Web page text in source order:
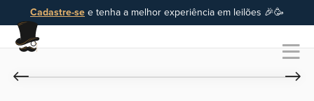
Cadastre-se e tenha a melhor experiência em leilões 🎉🥳